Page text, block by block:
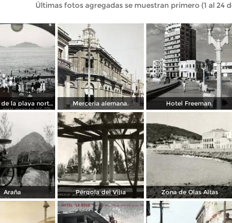
Últimas fotos agregadas se muestran primero (1 al 24
Balneario de la playa norte. Merceria alemana. Hotel Freeman.
Araña Pérgola del Vijía Zona de Olas Altas